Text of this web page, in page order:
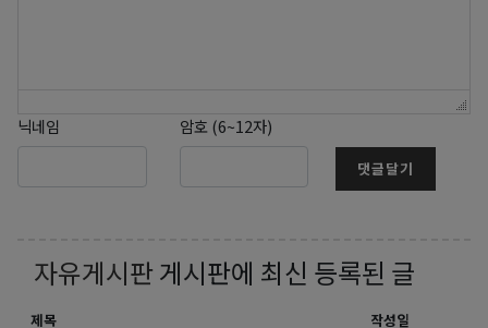
닉네임 암호 (6~12자)
댓글달기
자유게시판 게시판에 최신 등록된 글
제목 작성일